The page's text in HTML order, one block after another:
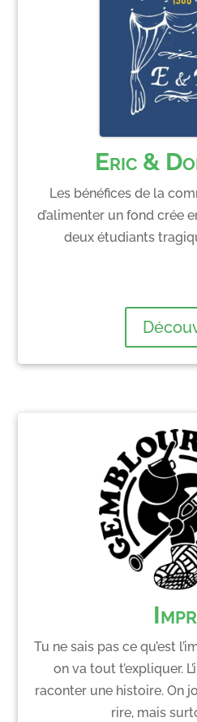
Eric &
Les bénéfices de la
d’alimenter un fond crée
deux étudiants
Tu ne sais pas ce qu’est
on va tout t’expliquer.
raconter une histoire. On
rire, mais